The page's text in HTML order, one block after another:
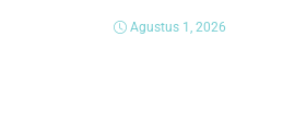
Agustus 1, 2026